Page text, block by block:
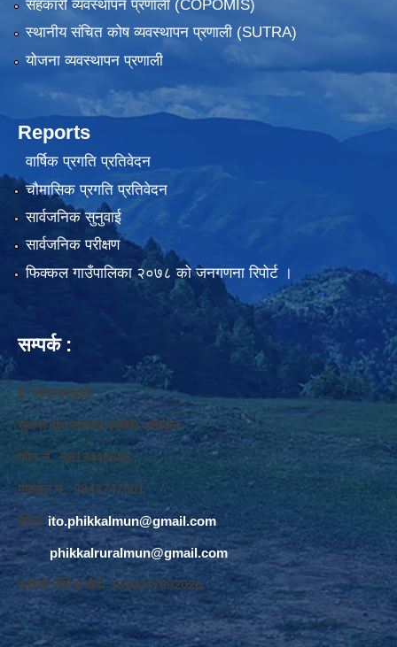
सहकारी व्यवस्थापन प्रणाली (COPOMIS)
स्थानीय संचित कोष व्यवस्थापन प्रणाली (SUTRA)
योजना व्यवस्थापन प्रणाली
Reports
वार्षिक प्रगति प्रतिवेदन
चौमासिक प्रगति प्रतिवेदन
सार्वजनिक सुनुवाई
सार्वजनिक परीक्षण
फिक्कल गाउँपालिका २०७८ को जनगणना रिपोर्ट ।
सम्पर्क :
ई. नरेश बराइली
सुचना तथा सञ्‍चार प्रविधि अधिकृत
फोन नं. 9813445685
मोवाईल नं. 9843747501
ईमेलः ito.phikkalmun@gmail.com
phikkalruralmun@gmail.com
अडियो नोटिस वोर्डः 1610047692026